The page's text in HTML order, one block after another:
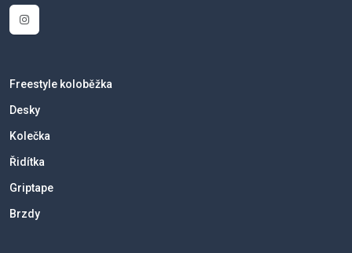
Freestyle koloběžka
Desky
Kolečka
Řidítka
Griptape
Brzdy